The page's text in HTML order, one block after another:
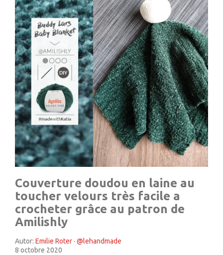
Couverture doudou en laine au
toucher velours très facile a
crocheter grâce au patron de
Amilishly
Autor: Emilie Roter · @lehandmade
8 octobre 2020